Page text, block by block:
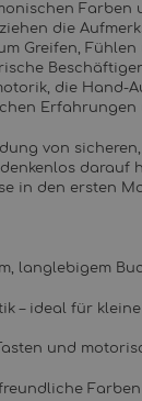
Farben
die
Greifen, Fühlen
die Hand-
Erfahrungen
von
darauf
in den ersten
langlebigem
– ideal für
und
Farben